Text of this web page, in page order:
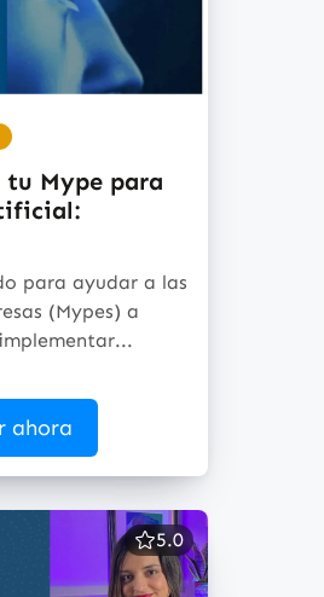
tu Mype para
para ayudar a las
(Mypes) a
ahora
5.0